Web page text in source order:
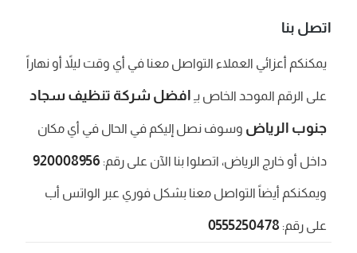
اتصل بنا
يمكنكم أعزائي العملاء التواصل معنا في أي وقت ليلاً أو نهاراً
على الرقم الموحد الخاص بـِ افضل شركة تنظيف سجاد
جنوب الرياض وسوف نصل إليكم في الحال في أي مكان
داخل أو خارج الرياض، اتصلوا بنا الآن على رقم: 920008956
ويمكنكم أيضاً التواصل معنا بشكل فوري عبر الواتس أب
على رقم: 0555250478